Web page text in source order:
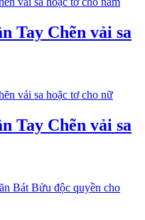
Tay Chẽn vải sa
Tay Chẽn vải sa